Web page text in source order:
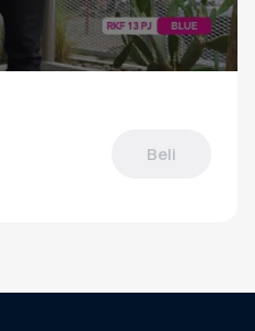
Beli